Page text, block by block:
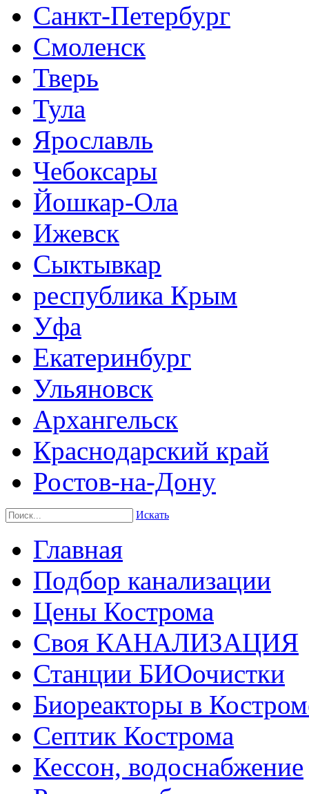
Санкт-Петербург
Смоленск
Тверь
Тула
Ярославль
Чебоксары
Йошкар-Ола
Ижевск
Сыктывкар
республика Крым
Уфа
Екатеринбург
Ульяновск
Архангельск
Краснодарский край
Ростов-на-Дону
Искать
Главная
Подбор канализации
Цены Кострома
Своя КАНАЛИЗАЦИЯ
Станции БИОочистки
Биореакторы в
Септик Кострома
Кессон, водоснабжение